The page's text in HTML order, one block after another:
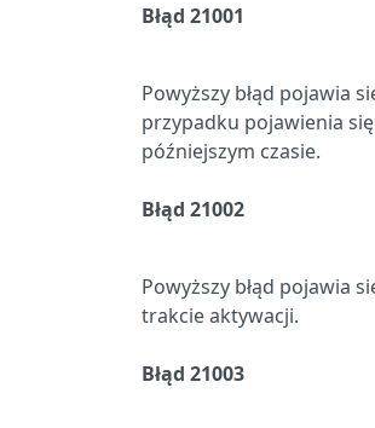
Błąd 21001
Powyższy błąd pojawia
przypadku pojawienia
późniejszym czasie.
Błąd 21002
Powyższy błąd pojawia
trakcie aktywacji.
Błąd 21003